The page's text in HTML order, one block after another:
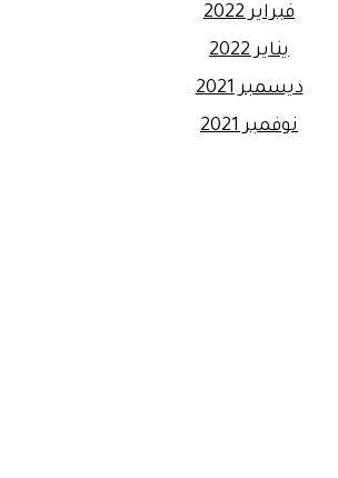
فبراير 2022
يناير 2022
ديسمبر 2021
نوفمبر 2021